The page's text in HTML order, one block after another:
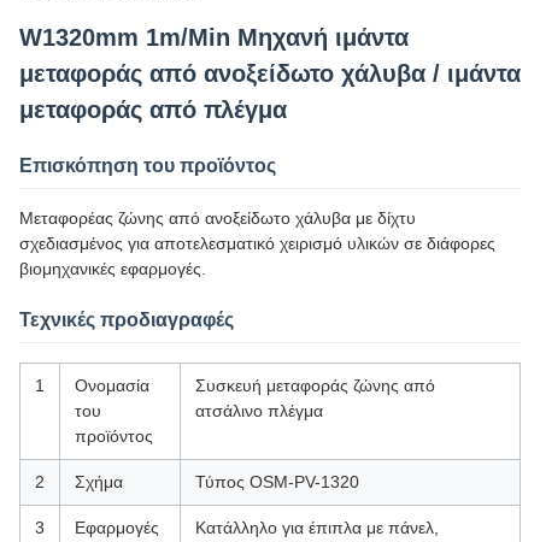
W1320mm 1m/Min Μηχανή ιμάντα
μεταφοράς από ανοξείδωτο χάλυβα / ιμάντα
μεταφοράς από πλέγμα
Επισκόπηση του προϊόντος
Μεταφορέας ζώνης από ανοξείδωτο χάλυβα με δίχτυ
σχεδιασμένος για αποτελεσματικό χειρισμό υλικών σε διάφορες
βιομηχανικές εφαρμογές.
Τεχνικές προδιαγραφές
1
Ονομασία
του
προϊόντος
Συσκευή μεταφοράς ζώνης από
ατσάλινο πλέγμα
2 Σχήμα Τύπος OSM-PV-1320
3 Εφαρμογές
Κατάλληλο για έπιπλα με πάνελ,